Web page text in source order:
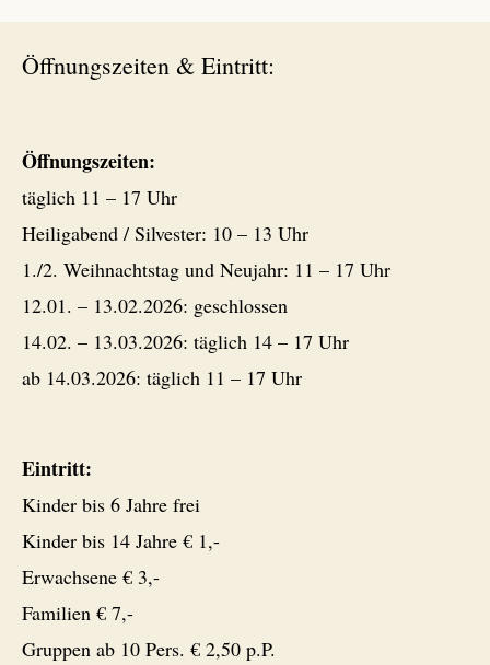
Öffnungszeiten & Eintritt:
Öffnungszeiten:
täglich 11 – 17 Uhr
Heiligabend / Silvester: 10 – 13 Uhr
1./2. Weihnachtstag und Neujahr: 11 – 17 Uhr
12.01. – 13.02.2026: geschlossen
14.02. – 13.03.2026: täglich 14 – 17 Uhr
ab 14.03.2026: täglich 11 – 17 Uhr
Eintritt:
Kinder bis 6 Jahre frei
Kinder bis 14 Jahre € 1,-
Erwachsene € 3,-
Familien € 7,-
Gruppen ab 10 Pers. € 2,50 p.P.